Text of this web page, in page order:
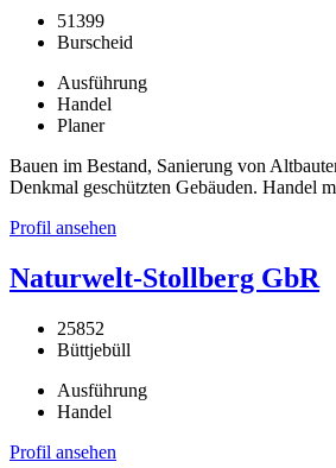
51399
Burscheid
Ausführung
Handel
Planer
Bauen im Bestand, Sanierung von
Denkmal geschützten Gebäuden. Handel
Profil ansehen
Naturwelt-Stollberg GbR
25852
Büttjebüll
Ausführung
Handel
Profil ansehen